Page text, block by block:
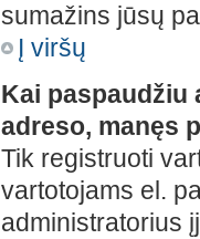
sumažins jūsų
Į viršų
Kai
adreso, manęs
Tik registruoti
vartotojams el.
administratorius